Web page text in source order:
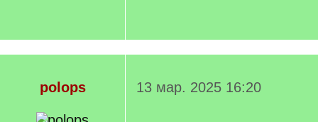
polops 13 мар. 2025 16:20